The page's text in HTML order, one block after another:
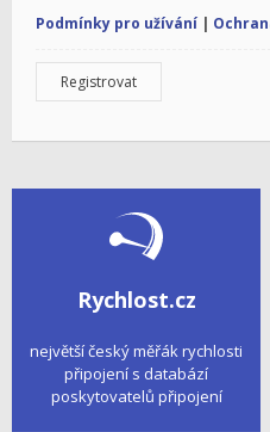
Podmínky pro užívání |
Registrovat
Rychlost.cz
největší český měřák rychlosti
připojení s databází
poskytovatelů připojení